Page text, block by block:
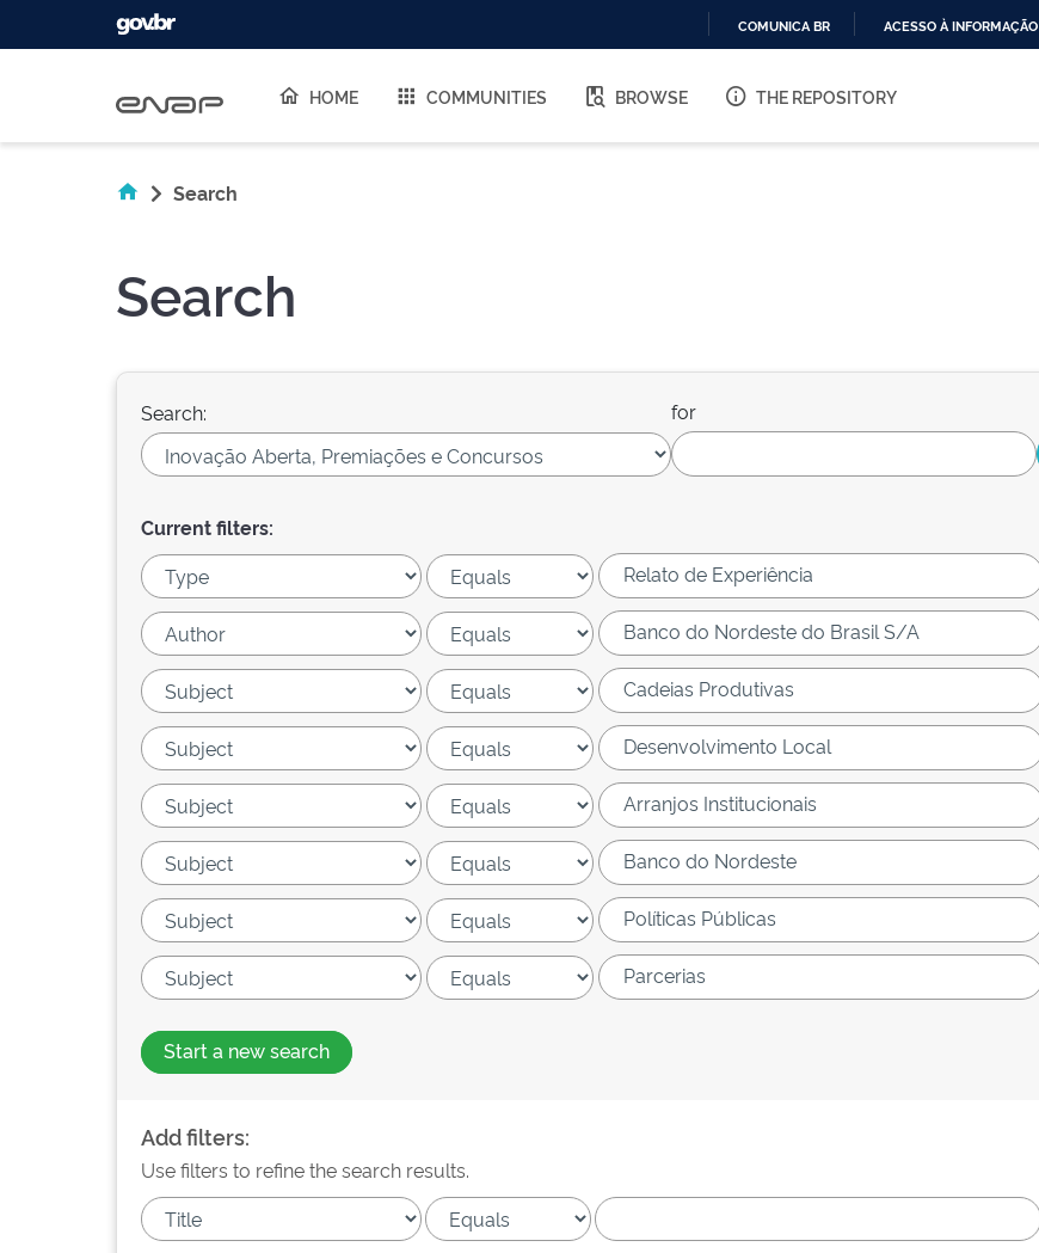
O
COMUNICA BR ACESSO À INFORMAÇÃO
HOME COMMUNITIES BROWSE THE REPOSITORY
Search
Search
Search: for
Current filters:
Start a new search
Add filters:
Use filters to refine the search results.